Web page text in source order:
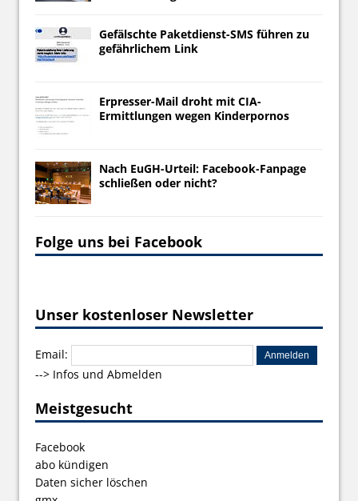
Gefälschte Paketdienst-SMS führen zu
gefährlichem Link
Erpresser-Mail droht mit CIA-
Ermittlungen wegen Kinderpornos
Nach EuGH-Urteil: Facebook-Fanpage
schließen oder nicht?
Folge uns bei Facebook
Unser kostenloser Newsletter
Email:
--> Infos und Abmelden
Meistgesucht
Facebook
abo kündigen
Daten sicher löschen